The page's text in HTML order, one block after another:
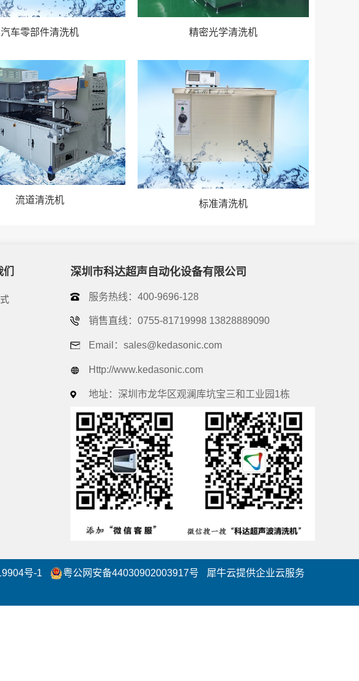
汽车零部件清洗机 精密光学清洗机
流道清洗机 标准清洗机
深圳市科达超声自动化设备有限公司
服务热线：400-9696-128
销售直线：0755-81719998 13828889090
Email：sales@kedasonic.com
Http://www.kedasonic.com
地址：深圳市龙华区观澜库坑宝三和工业园1栋
号-1 粤公网安备44030902003917号
犀牛云提供企业云服务